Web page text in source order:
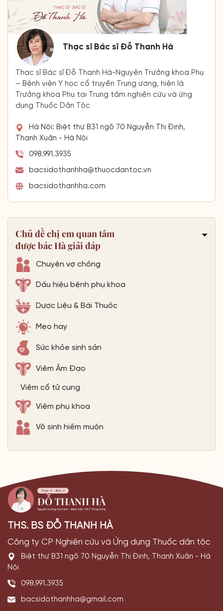
Thạc sĩ Bác sĩ Đỗ Thanh Hà
Thạc sĩ Bác sĩ Đỗ Thanh Hà-Nguyên Trưởng khoa Phụ
– Bệnh viện Y học cổ truyền Trung ương, hiện là
Trưởng khoa Phụ tại Trung tâm nghiên cứu và ứng
dụng Thuốc Dân Tộc
Hà Nội: Biệt thự B31 ngõ 70 Nguyễn Thị Định,
Thanh Xuân - Hà Nội
098.991.3935
bacsidothanhha@thuocdantoc.vn
bacsidothanhha.com
Chủ đề chị em quan tâm
được bác Hà giải đáp
Chuyện vợ chồng
Dấu hiệu bệnh phụ khoa
Dược Liệu & Bài Thuốc
Mẹo hay
Sức khỏe sinh sản
Viêm Âm Đạo
Viêm cổ tử cung
Viêm phụ khoa
Vô sinh hiếm muộn
THS. BS ĐỖ THANH HÀ
Công ty CP Nghiên cứu và Ứng dụng Thuốc dân tộc
Biệt thự B31 ngõ 70 Nguyễn Thị Định, Thanh Xuân - Hà
Nội
098.991.3935
bacsidothanhha@gmail.com